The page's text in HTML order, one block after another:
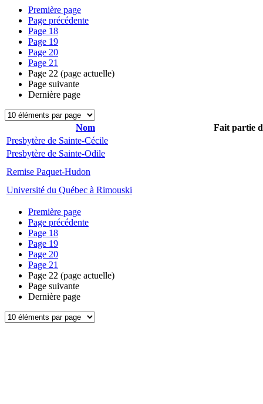
Première page
Page précédente
Page 18
Page 19
Page 20
Page 21
Page 22 (page actuelle)
Page suivante
Dernière page
Nom
Fait partie
Presbytère de Sainte-Cécile
Presbytère de Sainte-Odile
Remise Paquet-Hudon
Université du Québec à Rimouski
Première page
Page précédente
Page 18
Page 19
Page 20
Page 21
Page 22 (page actuelle)
Page suivante
Dernière page